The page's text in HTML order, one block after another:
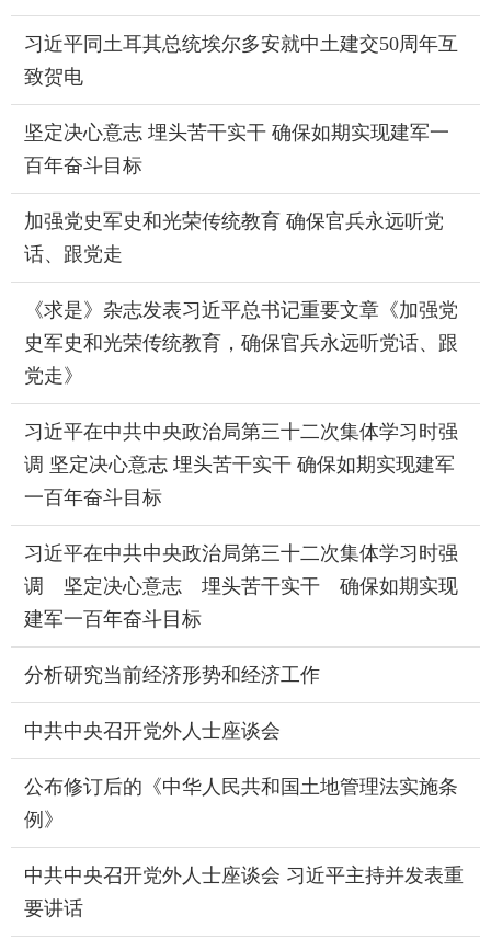
习近平同土耳其总统埃尔多安就中土建交50周年互
致贺电
坚定决心意志 埋头苦干实干 确保如期实现建军一
百年奋斗目标
加强党史军史和光荣传统教育 确保官兵永远听党
话、跟党走
《求是》杂志发表习近平总书记重要文章《加强党
史军史和光荣传统教育，确保官兵永远听党话、跟
党走》
习近平在中共中央政治局第三十二次集体学习时强
调 坚定决心意志 埋头苦干实干 确保如期实现建军
一百年奋斗目标
习近平在中共中央政治局第三十二次集体学习时强
调 坚定决心意志 埋头苦干实干 确保如期实现
建军一百年奋斗目标
分析研究当前经济形势和经济工作
中共中央召开党外人士座谈会
公布修订后的《中华人民共和国土地管理法实施条
例》
中共中央召开党外人士座谈会 习近平主持并发表重
要讲话